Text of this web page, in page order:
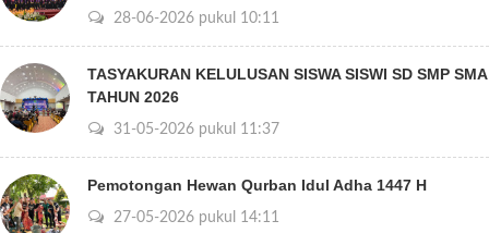
28-06-2026 pukul 10:11
TASYAKURAN KELULUSAN SISWA SISWI SD SMP SMA
TAHUN 2026
31-05-2026 pukul 11:37
Pemotongan Hewan Qurban Idul Adha 1447 H
27-05-2026 pukul 14:11